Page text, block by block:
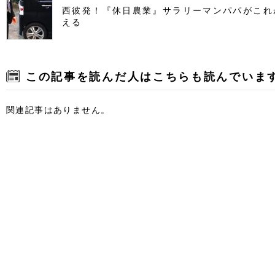
西彼発！『休日農業』サラリーマンパパがこ
える
この記事を読んだ人はこちらも読んでいま
関連記事はありません。